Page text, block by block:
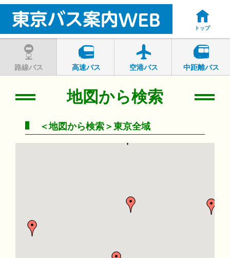
トップ
路線バス 高速バス 空港バス 中距離バス
地図から検索
＜地図から検索＞東京全域